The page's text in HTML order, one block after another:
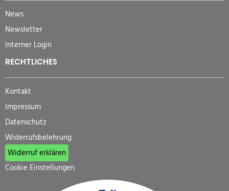
News
Newsletter
Interner Login
RECHTLICHES
Kontakt
Impressum
Datenschutz
Widerrufsbelehrung
Widerruf erklären
Cookie Einstellungen